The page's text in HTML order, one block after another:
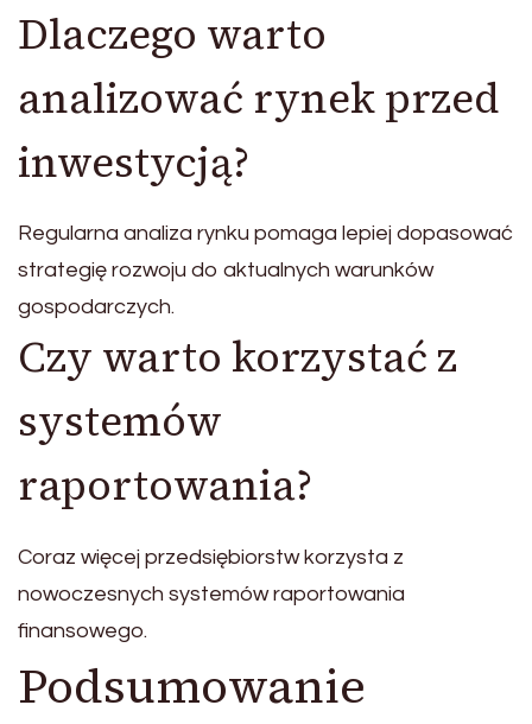
Dlaczego warto
analizować rynek przed
inwestycją?
Regularna analiza rynku pomaga lepiej dopasować
strategię rozwoju do aktualnych warunków
gospodarczych.
Czy warto korzystać z
systemów
raportowania?
Coraz więcej przedsiębiorstw korzysta z
nowoczesnych systemów raportowania
finansowego.
Podsumowanie